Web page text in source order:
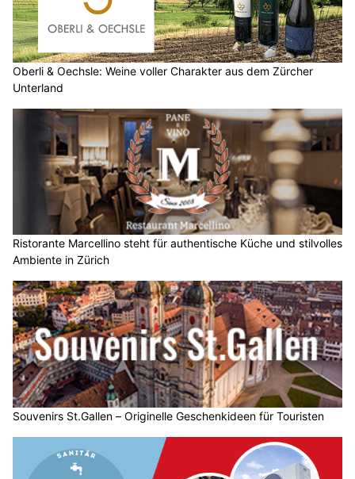
Oberli & Oechsle: Weine voller Charakter aus dem Zürcher
Unterland
Ristorante Marcellino steht für authentische Küche und stilvolles
Ambiente in Zürich
Souvenirs St.Gallen – Originelle Geschenkideen für Touristen